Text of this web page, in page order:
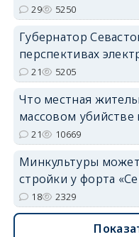
29 5250
Губернатор
перспективах
21 5205
Что местная
массовом убийстве
21 10669
Минкультуры
стройки у форта
18 2329